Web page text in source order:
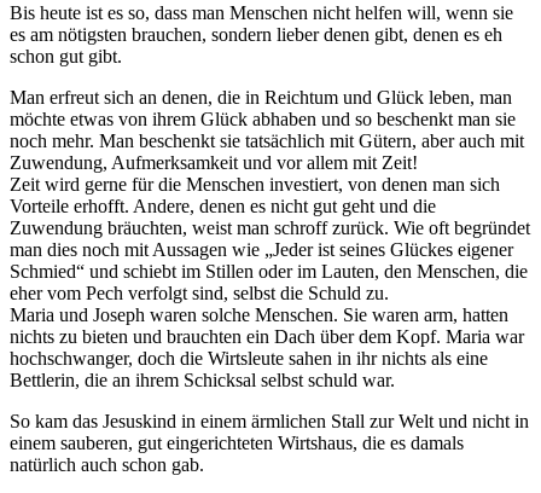
Bis heute ist es so, dass man Menschen nicht helfen will, wenn sie
es am nötigsten brauchen, sondern lieber denen gibt, denen es eh
schon gut gibt.
Man erfreut sich an denen, die in Reichtum und Glück leben, man
möchte etwas von ihrem Glück abhaben und so beschenkt man sie
noch mehr. Man beschenkt sie tatsächlich mit Gütern, aber auch mit
Zuwendung, Aufmerksamkeit und vor allem mit Zeit!
Zeit wird gerne für die Menschen investiert, von denen man sich
Vorteile erhofft. Andere, denen es nicht gut geht und die
Zuwendung bräuchten, weist man schroff zurück. Wie oft begründet
man dies noch mit Aussagen wie „Jeder ist seines Glückes eigener
Schmied“ und schiebt im Stillen oder im Lauten, den Menschen, die
eher vom Pech verfolgt sind, selbst die Schuld zu.
Maria und Joseph waren solche Menschen. Sie waren arm, hatten
nichts zu bieten und brauchten ein Dach über dem Kopf. Maria war
hochschwanger, doch die Wirtsleute sahen in ihr nichts als eine
Bettlerin, die an ihrem Schicksal selbst schuld war.
So kam das Jesuskind in einem ärmlichen Stall zur Welt und nicht in
einem sauberen, gut eingerichteten Wirtshaus, die es damals
natürlich auch schon gab.